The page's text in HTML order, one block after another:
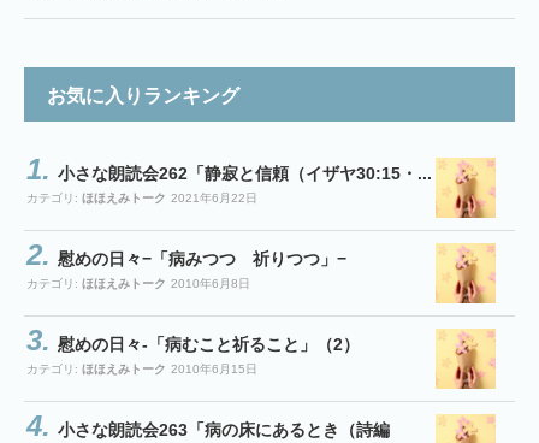
お気に入りランキング
小さな朗読会262「静寂と信頼（イザヤ30:15・...
カテゴリ: ほほえみトーク 2021年6月22日
慰めの日々−「病みつつ 祈りつつ」−
カテゴリ: ほほえみトーク 2010年6月8日
慰めの日々-「病むこと祈ること」（2）
カテゴリ: ほほえみトーク 2010年6月15日
小さな朗読会263「病の床にあるとき（詩編